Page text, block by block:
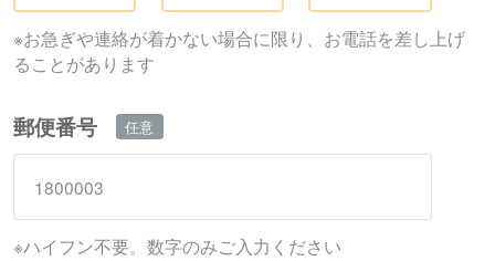
※お急ぎや連絡が着かない場合に限り、お電話を差し上げ
ることがあります
郵便番号
※ハイフン不要。数字のみご入力ください